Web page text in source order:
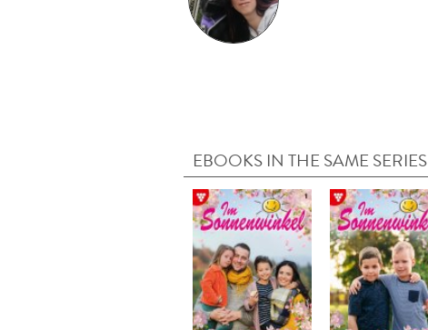
EBOOKS IN THE SAME SERIES